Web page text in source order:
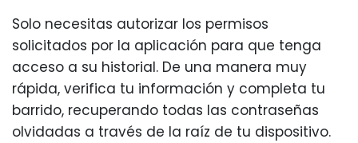
Solo necesitas autorizar los permisos
solicitados por la aplicación para que tenga
acceso a su historial. De una manera muy
rápida, verifica tu información y completa tu
barrido, recuperando todas las contraseñas
olvidadas a través de la raíz de tu dispositivo.